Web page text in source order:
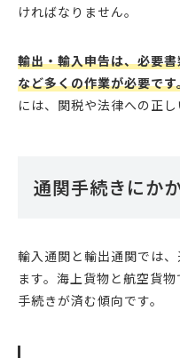
ければなりません。
輸出・輸入申告は、必要
など多くの作業が必要です
には、関税や法律への正し
通関手続きにか
輸入通関と輸出通関では
ます。海上貨物と航空貨
手続きが済む傾向です。